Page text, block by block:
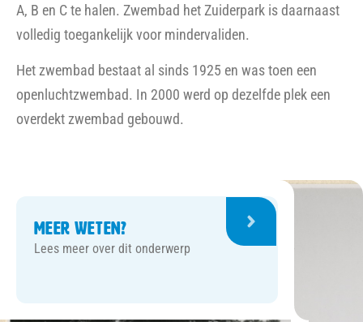
A, B en C te halen. Zwembad het Zuiderpark is daarnaast
volledig toegankelijk voor mindervaliden.
Het zwembad bestaat al sinds 1925 en was toen een
openluchtzwembad. In 2000 werd op dezelfde plek een
overdekt zwembad gebouwd.
Meer weten?
Lees meer over dit onderwerp